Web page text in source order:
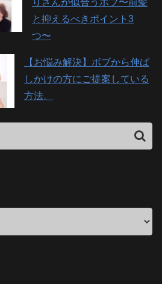
りさんが似合うボブ〜前髪
と抑えるべきポイント3
つ〜
【お悩み解決】ボブから伸ば
しかけの方にご提案している
方法。